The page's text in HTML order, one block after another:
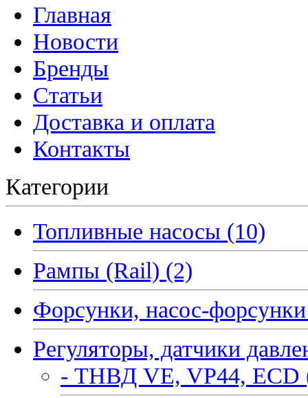
Главная
Новости
Бренды
Статьи
Доставка и оплата
Контакты
Категории
Топливные насосы (10)
Рампы (Rail) (2)
Форсунки, насос-
Регуляторы, датчики
- ТНВД VE, VP44, ECD